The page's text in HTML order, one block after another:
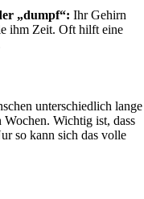
„dumpf“: Ihr Gehirn
ihm Zeit. Oft hilft eine
unterschiedlich lange
Wichtig ist, dass
so kann sich das volle